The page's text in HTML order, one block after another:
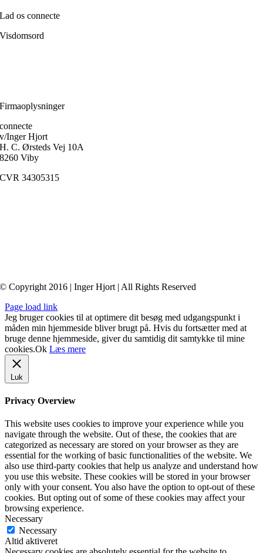
Lad os connecte
Visdomsord
Firmaoplysninger
connecte
v/Inger Hjort
H. C. Ørsteds Vej 10A
8260 Viby
CVR 34305315
© Copyright 2016 | Inger Hjort | All Rights Reserved
Page load link
Jeg bruger cookies til at optimere dit besøg med udgangspunkt i
måden min hjemmeside bliver brugt på. Hvis du fortsætter med at
bruge denne hjemmeside, giver du samtidig dit samtykke til mine
cookies.Ok Læs mere
Luk
Privacy Overview
This website uses cookies to improve your experience while you
navigate through the website. Out of these, the cookies that are
categorized as necessary are stored on your browser as they are
essential for the working of basic functionalities of the website. We
also use third-party cookies that help us analyze and understand how
you use this website. These cookies will be stored in your browser
only with your consent. You also have the option to opt-out of these
cookies. But opting out of some of these cookies may affect your
browsing experience.
Necessary
Necessary
Altid aktiveret